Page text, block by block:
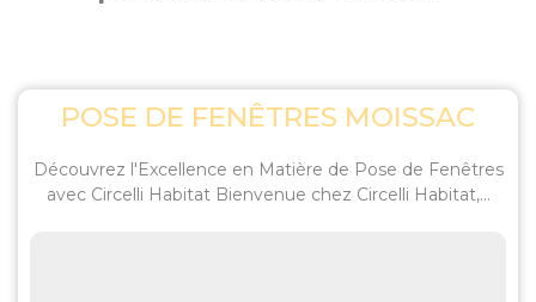
POSE DE FENÊTRES MOISSAC
Découvrez l'Excellence en Matière de Pose de Fenêtres
avec Circelli Habitat Bienvenue chez Circelli Habitat,...